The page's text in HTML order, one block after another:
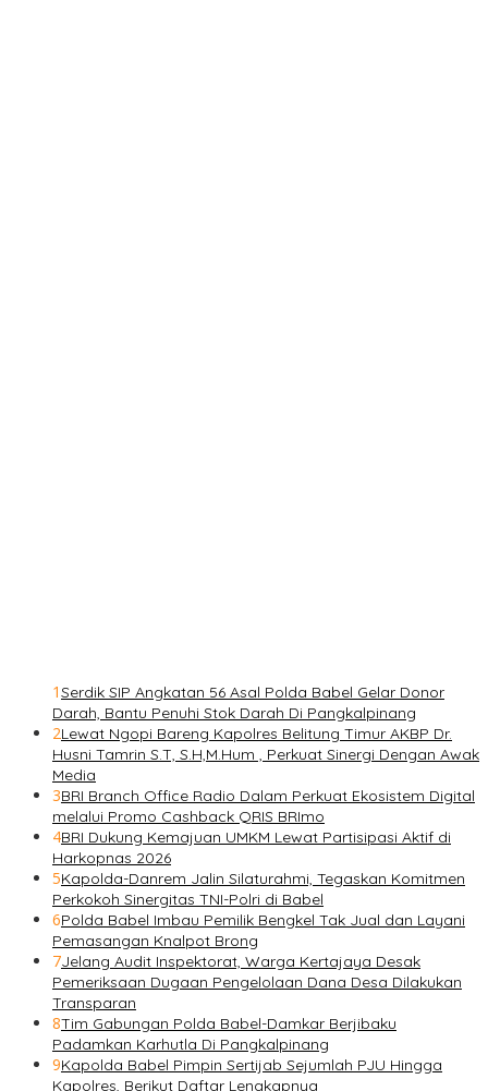
1Serdik SIP Angkatan 56 Asal Polda Babel Gelar Donor
Darah, Bantu Penuhi Stok Darah Di Pangkalpinang
2Lewat Ngopi Bareng Kapolres Belitung Timur AKBP Dr.
Husni Tamrin S.T, S.H,M.Hum , Perkuat Sinergi Dengan Awak
Media
3BRI Branch Office Radio Dalam Perkuat Ekosistem Digital
melalui Promo Cashback QRIS BRImo
4BRI Dukung Kemajuan UMKM Lewat Partisipasi Aktif di
Harkopnas 2026
5Kapolda-Danrem Jalin Silaturahmi, Tegaskan Komitmen
Perkokoh Sinergitas TNI-Polri di Babel
6Polda Babel Imbau Pemilik Bengkel Tak Jual dan Layani
Pemasangan Knalpot Brong
7Jelang Audit Inspektorat, Warga Kertajaya Desak
Pemeriksaan Dugaan Pengelolaan Dana Desa Dilakukan
Transparan
8Tim Gabungan Polda Babel-Damkar Berjibaku
Padamkan Karhutla Di Pangkalpinang
9Kapolda Babel Pimpin Sertijab Sejumlah PJU Hingga
Kapolres, Berikut Daftar Lengkapnya